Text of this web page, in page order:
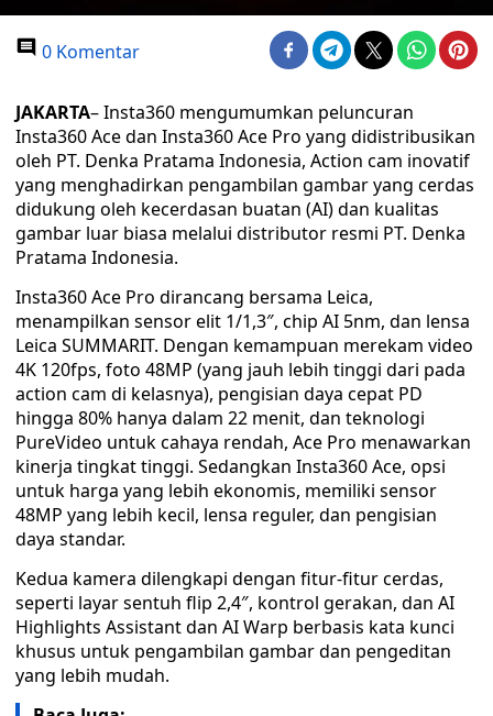
0 Komentar
JAKARTA– Insta360 mengumumkan peluncuran
Insta360 Ace dan Insta360 Ace Pro yang didistribusikan
oleh PT. Denka Pratama Indonesia, Action cam inovatif
yang menghadirkan pengambilan gambar yang cerdas
didukung oleh kecerdasan buatan (AI) dan kualitas
gambar luar biasa melalui distributor resmi PT. Denka
Pratama Indonesia.
Insta360 Ace Pro dirancang bersama Leica,
menampilkan sensor elit 1/1,3″, chip AI 5nm, dan lensa
Leica SUMMARIT. Dengan kemampuan merekam video
4K 120fps, foto 48MP (yang jauh lebih tinggi dari pada
action cam di kelasnya), pengisian daya cepat PD
hingga 80% hanya dalam 22 menit, dan teknologi
PureVideo untuk cahaya rendah, Ace Pro menawarkan
kinerja tingkat tinggi. Sedangkan Insta360 Ace, opsi
untuk harga yang lebih ekonomis, memiliki sensor
48MP yang lebih kecil, lensa reguler, dan pengisian
daya standar.
Kedua kamera dilengkapi dengan fitur-fitur cerdas,
seperti layar sentuh flip 2,4″, kontrol gerakan, dan AI
Highlights Assistant dan AI Warp berbasis kata kunci
khusus untuk pengambilan gambar dan pengeditan
yang lebih mudah.